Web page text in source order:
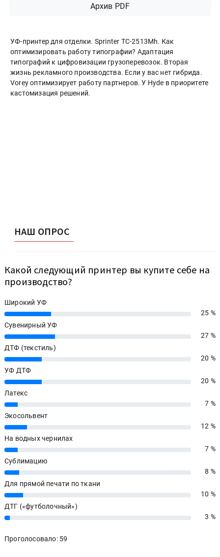
Архив PDF
УФ-принтер для отделки. Sprinter ТС-2513Mh. Как
оптимизировать работу типографии? Адаптация
типографий к цифровизации грузоперевозок. Вторая
жизнь рекламного производства. Если у вас нет гибрида.
Vorey оптимизирует работу партнеров. У Hyde в приоритете
кастомизация решений.
НАШ ОПРОС
Какой следующий принтер вы купите себе на
производство?
Широкий УФ
25%
25 %
Сувенирный УФ
27%
27 %
ДТФ (текстиль)
20%
20 %
УФ ДТФ
20%
20 %
Латекс
7%
7 %
Экосольвент
12%
12 %
На водных чернилах
7%
7 %
Сублимацию
8%
8 %
Для прямой печати по ткани
10%
10 %
ДТГ («футболочный»)
3% 3 %
Проголосовало: 59